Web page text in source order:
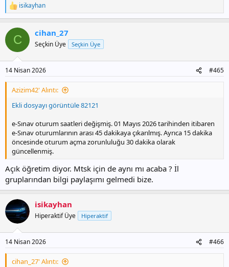
T
e
k
l
:
isikayhan
C cihan_27
Seçkin Üye Seçkin Üye
14 Nisan 2026 #465
Azizim42' Alıntı:
Ekli dosyayı görüntüle 82121
e-Sınav oturum saatleri değişmiş. 01 Mayıs 2026 tarihinden itibaren
e-Sınav oturumlarının arası 45 dakikaya çıkarılmış. Ayrıca 15 dakika
öncesinde oturum açma zorunluluğu 30 dakika olarak
güncellenmiş.
Açık öğretim diyor. Mtsk için de aynı mı acaba ? İl
gruplarından bilgi paylaşımı gelmedi bize.
isikayhan
Hiperaktif Üye Hiperaktif
14 Nisan 2026 #466
cihan_27' Alıntı: